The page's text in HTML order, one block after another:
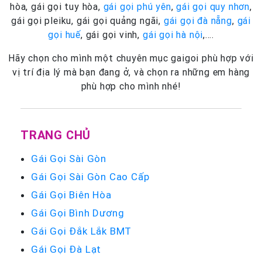
hòa, gái gọi tuy hòa, gái gọi phú yên,gái gọi quy nhơn,
gái gọi pleiku, gái gọi quảng ngãi, gái gọi đà nẵng, gái
gọi huế, gái gọi vinh, gái gọi hà nội,….
Hãy chọn cho mình một chuyên mục gaigoi phù hợp với
vị trí địa lý mà bạn đang ở, và chọn ra những em hàng
phù hợp cho mình nhé!
TRANG CHỦ
Gái Gọi Sài Gòn
Gái Gọi Sài Gòn Cao Cấp
Gái Gọi Biên Hòa
Gái Gọi Bình Dương
Gái Gọi Đắk Lắk BMT
Gái Gọi Đà Lạt